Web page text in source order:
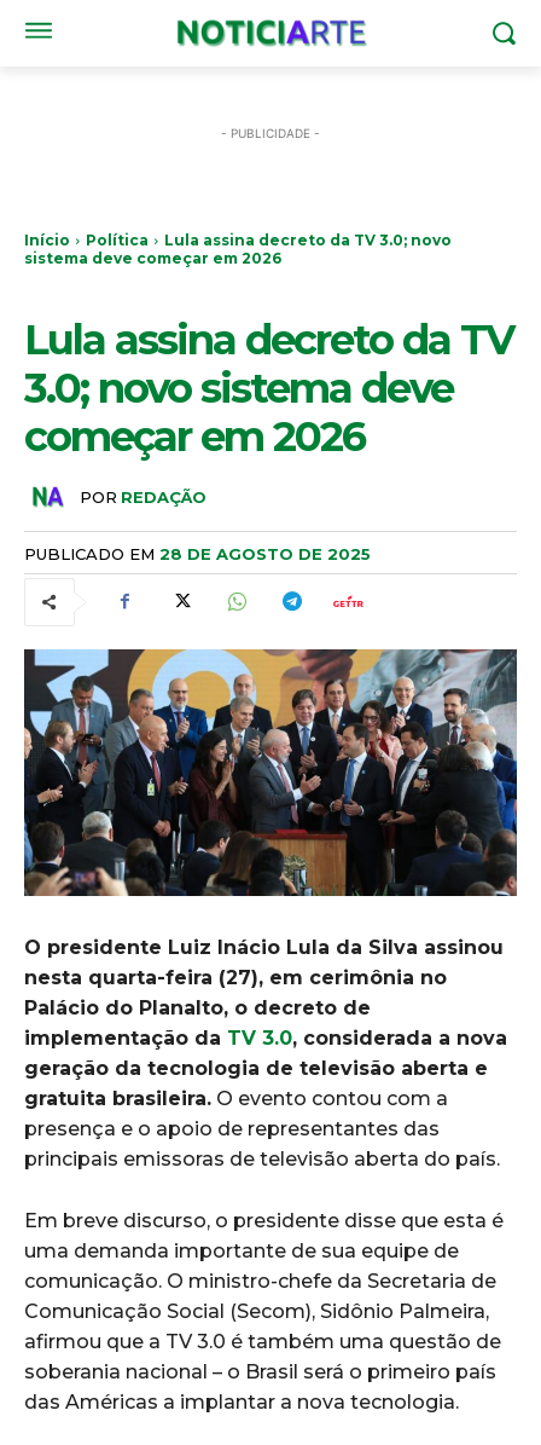
- PUBLICIDADE -
Início Política
Lula assina decreto da TV 3.0; novo
sistema deve começar em 2026
Lula assina decreto da TV
3.0; novo sistema deve
começar em 2026
POR REDAÇÃO
PUBLICADO EM 28 DE AGOSTO DE 2025
O presidente Luiz Inácio Lula da Silva assinou
nesta quarta-feira (27), em cerimônia no
Palácio do Planalto, o decreto de
implementação da TV 3.0, considerada a nova
geração da tecnologia de televisão aberta e
gratuita brasileira. O evento contou com a
presença e o apoio de representantes das
principais emissoras de televisão aberta do país.
Em breve discurso, o presidente disse que esta é
uma demanda importante de sua equipe de
comunicação. O ministro-chefe da Secretaria de
Comunicação Social (Secom), Sidônio Palmeira,
afirmou que a TV 3.0 é também uma questão de
soberania nacional – o Brasil será o primeiro país
das Américas a implantar a nova tecnologia.